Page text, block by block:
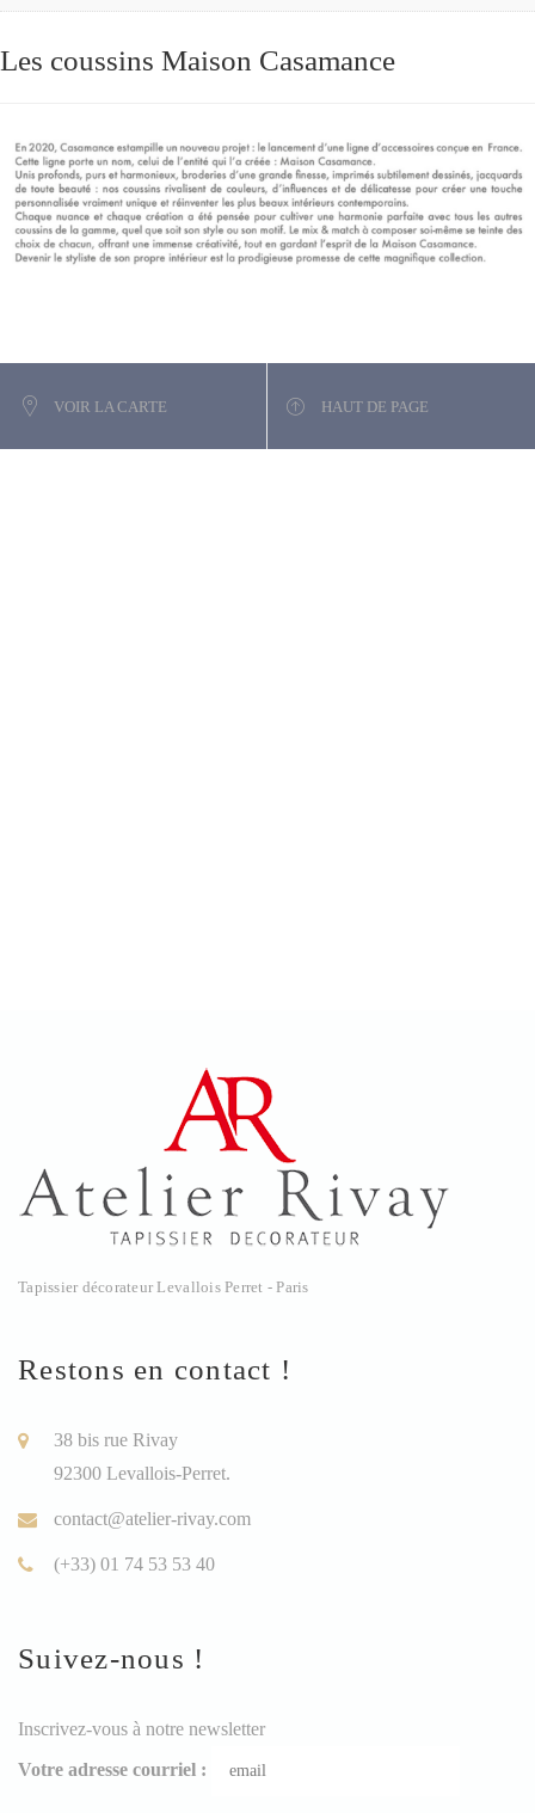
Les coussins Maison Casamance
VOIR LA CARTE HAUT DE PAGE
Tapissier décorateur Levallois Perret - Paris
Restons en contact !
38 bis rue Rivay
92300 Levallois-Perret.
contact@atelier-rivay.com
(+33) 01 74 53 53 40
Suivez-nous !
Inscrivez-vous à notre newsletter
Votre adresse courriel :